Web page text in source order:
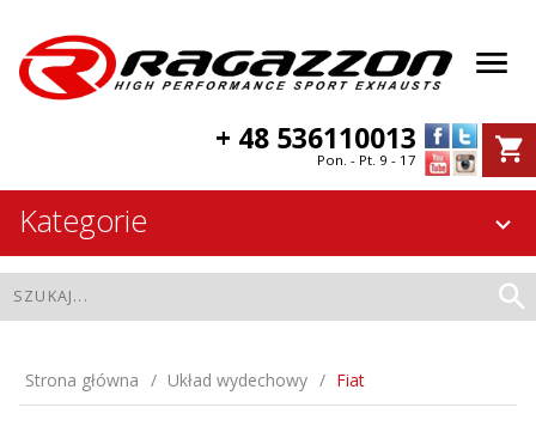
+ 48 536110013
Pon. - Pt. 9 - 17
Kategorie
Strona główna Układ wydechowy Fiat